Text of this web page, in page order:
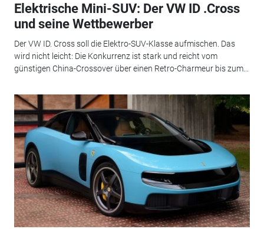
Elektrische Mini-SUV: Der VW ID .Cross
und seine Wettbewerber
Der VW ID. Cross soll die Elektro-SUV-Klasse aufmischen. Das
wird nicht leicht: Die Konkurrenz ist stark und reicht vom
günstigen China-Crossover über einen Retro-Charmeur bis zum...